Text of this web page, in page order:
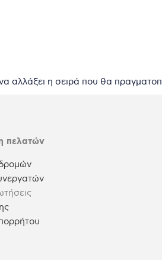
να αλλάξει η σειρά που θα
πελατών